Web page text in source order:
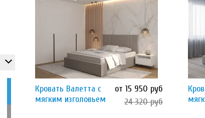
Кровать Валетта с
мягким изголовьем
от 15 950 руб
24 320 руб